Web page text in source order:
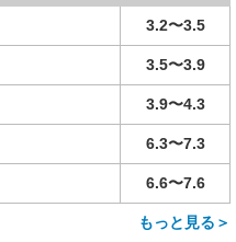
3.2〜3.5
3.5〜3.9
3.9〜4.3
6.3〜7.3
6.6〜7.6
もっと見る＞